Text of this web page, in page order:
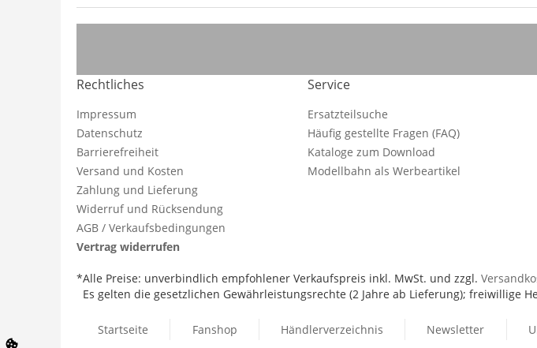
Rechtliches
Impressum
Datenschutz
Barrierefreiheit
Versand und Kosten
Zahlung und Lieferung
Widerruf und Rücksendung
AGB / Verkaufsbedingungen
Vertrag widerrufen
Service
Ersatzteilsuche
Häufig gestellte Fragen (FAQ)
Kataloge zum Download
Modellbahn als Werbeartikel
*Alle Preise: unverbindlich empfohlener Verkaufspreis inkl. MwSt. und zzgl.
Es gelten die gesetzlichen Gewährleistungsrechte (2 Jahre ab Lieferung); freiwillige
Startseite Fanshop Händlerverzeichnis Newsletter